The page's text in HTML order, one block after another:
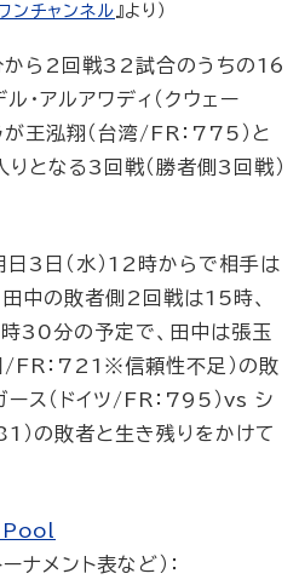
ンチャンネル 』より）
から2回戦32試合のうちの16
・アルアワディ（クウェー
が王泓翔（台湾/FR：775）と
となる3回戦（勝者側3回戦）
3日（水）12時からで相手は
中の敗者側2回戦は15時、
30分の予定で、田中は張玉
/FR：721※信頼性不足）の敗
ース（ドイツ/FR：795）vs シ
）の敗者と生き残りをかけて
ナメント表など）：